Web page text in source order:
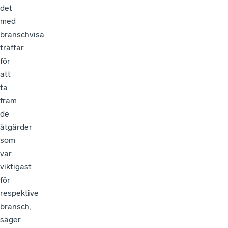
det
med
branschvisa
träffar
för
att
ta
fram
de
åtgärder
som
var
viktigast
för
respektive
bransch,
säger